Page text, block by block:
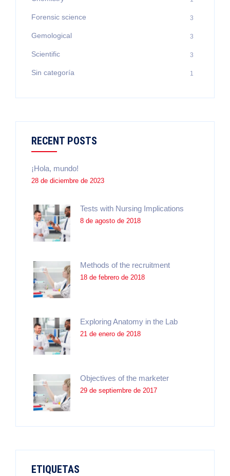
Forensic science 3
Gemological 3
Scientific 3
Sin categoría 1
RECENT POSTS
¡Hola, mundo!
28 de diciembre de 2023
Tests with Nursing Implications
8 de agosto de 2018
Methods of the recruitment
18 de febrero de 2018
Exploring Anatomy in the Lab
21 de enero de 2018
Objectives of the marketer
29 de septiembre de 2017
ETIQUETAS